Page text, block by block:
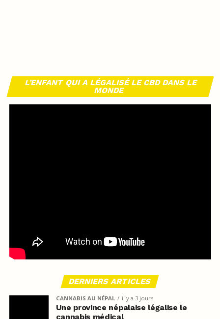
L’ENFANT QUI A LÉGALISÉ LE CBD DANS LE
MONDE
DERNIERS ARTICLES
CANNABIS AU NÉPAL il y a 3 jours
Une province népalaise légalise le
cannabis médical